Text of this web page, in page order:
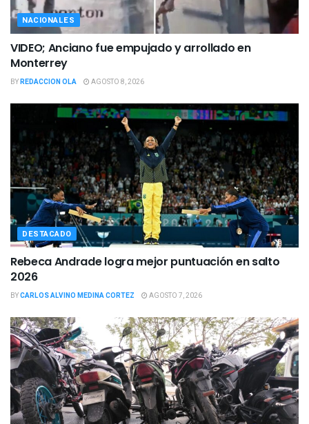
NACIONALES
VIDEO; Anciano fue empujado y arrollado en
Monterrey
BYREDACCION OLA AGOSTO 8, 2026
DESTACADO
Rebeca Andrade logra mejor puntuación en salto
2026
BYCARLOS ALVINO MEDINA CORTEZ AGOSTO 7, 2026